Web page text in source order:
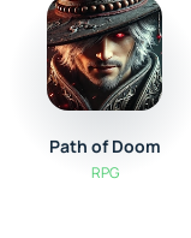
питомцам,
помогают в
автоматической
сосредоточиться
своих
процесса.
Path of Doom
RPG